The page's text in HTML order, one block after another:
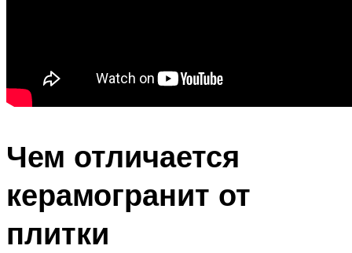
Чем отличается
керамогранит от
плитки